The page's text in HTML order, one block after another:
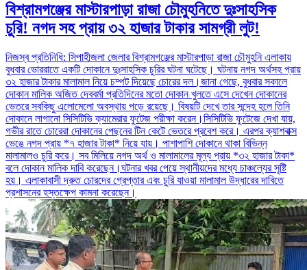
বিশ্রামগঞ্জের মাস্টারপাড়া রাজা চৌমুহনিতে দুঃসাহসিক
চুরি! নগদ সহ প্রায় ৩২ হাজার টাকার সামগ্রী লুট!
নিজস্ব প্রতিনিধি: সিপাহীজলা জেলার বিশ্রামগঞ্জের মাস্টারপাড়া রাজা চৌমুহনি এলাকায়
বুধবার ভোররাতে একটি দোকানে দুঃসাহসিক চুরির ঘটনা ঘটেছে। ঘটনায় নগদ অর্থসহ প্রায়
৩২ হাজার টাকার মালামাল নিয়ে চম্পট দিয়েছে চোরের দল।জানা গেছে, বুধবার সকালে
দোকান মালিক অজিত দেববর্মা প্রতিদিনের মতো দোকান খুলতে এসে দেখেন দোকানের
ভেতরে সবকিছু এলোমেলো অবস্থায় পড়ে রয়েছে। বিষয়টি দেখে তার সন্দেহ হলে তিনি
দোকানে লাগানো সিসিটিভি ক্যামেরার ফুটেজ পরীক্ষা করেন।সিসিটিভি ফুটেজে দেখা যায়,
গভীর রাতে চোরেরা দোকানের পেছনের টিন কেটে ভেতরে প্রবেশ করে। এরপর ক্যাশবাক্স
ভেঙে নগদ প্রায় *৭ হাজার টাকা* নিয়ে যায়। পাশাপাশি দোকানে থাকা বিভিন্ন
মালামালও চুরি করে। সব মিলিয়ে নগদ অর্থ ও মালামালের মূল্য প্রায় *৩২ হাজার টাকা*
বলে দোকান মালিক দাবি করেছেন।ঘটনার খবর পেয়ে স্থানীয়দের মধ্যে চাঞ্চল্যের সৃষ্টি
হয়। এলাকাবাসী দ্রুত চোরদের গ্রেপ্তার এবং চুরি যাওয়া মালামাল উদ্ধারের দাবিতে
প্রশাসনের হস্তক্ষেপ কামনা করেছেন।